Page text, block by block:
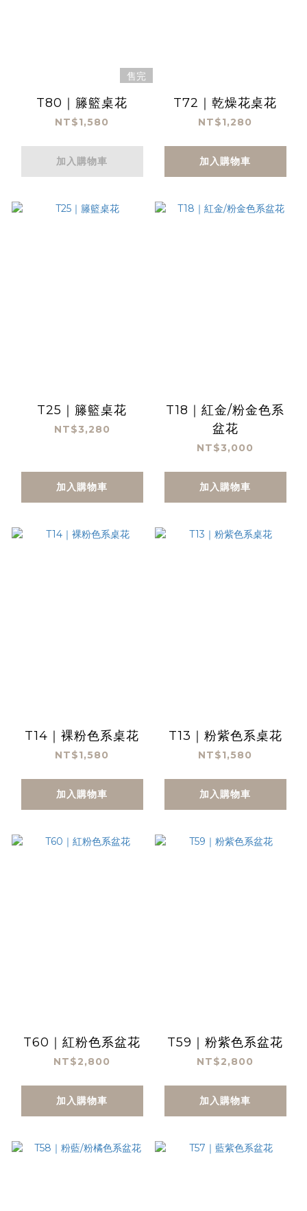
售完
T80｜籐籃桌花
NT$1,580
加入購物車
T72｜乾燥花桌花
NT$1,280
加入購物車
T25｜籐籃桌花
NT$3,280
加入購物車
T18｜紅金/粉金色系
盆花
NT$3,000
加入購物車
T14｜裸粉色系桌花
NT$1,580
加入購物車
T13｜粉紫色系桌花
NT$1,580
加入購物車
T60｜紅粉色系盆花
NT$2,800
加入購物車
T59｜粉紫色系盆花
NT$2,800
加入購物車